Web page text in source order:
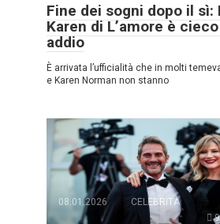
Fine dei sogni dopo il sì:
Karen di L’amore è
addio
È arrivata l’ufficialità che in molti
e Karen Norman non stanno
08.01.2026
CELEBRITÀ